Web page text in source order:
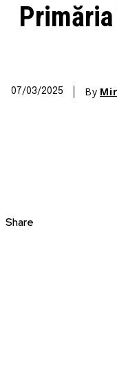
07/03/2025 By
Share